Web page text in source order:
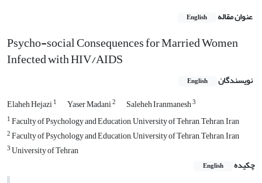
عنوان مقاله English
Psycho-social Consequences for Married Women
Infected with HIV/AIDS
نویسندگان English
Elaheh Hejazi1 Yaser Madani2 Saleheh Iranmanesh3
1Faculty of Psychology and Education, University of Tehran, Tehran, Iran
2Faculty of Psychology and Education, University of Tehran, Tehran, Iran
3University of Tehran
چکیده
English